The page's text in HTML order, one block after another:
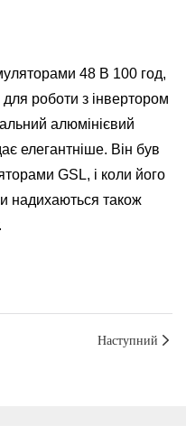
48 В 100 год,
роботи з інвертором
алюмінієвий
елегантніше. Він був
GSL, і коли його
надихаються також
Наступний